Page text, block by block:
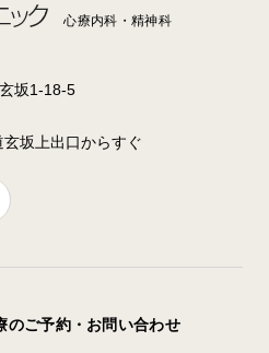
心療内科・精神科
坂1-18-5
坂上出口からすぐ
のご予約・お問い合わせ